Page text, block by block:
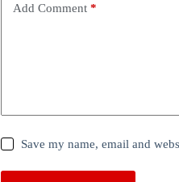
Add Comment*
Save my name, email and